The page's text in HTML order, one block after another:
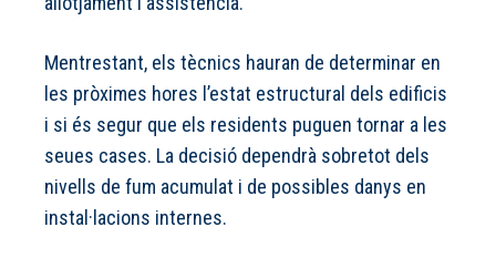
Mentrestant, els tècnics hauran de determinar en
les pròximes hores l’estat estructural dels edificis
i si és segur que els residents puguen tornar a les
seues cases. La decisió dependrà sobretot dels
nivells de fum acumulat i de possibles danys en
instal·lacions internes.